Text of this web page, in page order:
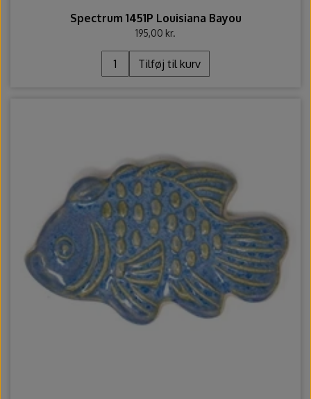
Spectrum 1451P Louisiana Bayou
195,00 kr.
Tilføj til kurv